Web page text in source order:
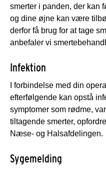
smerter i panden, der kan
og dine øjne kan være
derfor få brug for at tage
anbefaler vi
Infektion
I forbindelse med din
efterfølgende kan opstå
symptomer som rødme,
tiltagende smerter,
Næse- og Halsafdelingen.
Sygemelding